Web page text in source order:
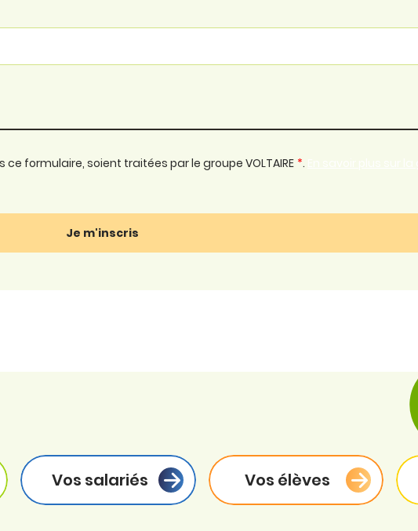
formulaire, soient traitées par le groupe VOLTAIRE *.
Vos salariés Vos élèves